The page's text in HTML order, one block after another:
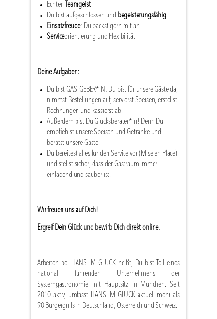
Echten Teamgeist
Du bist aufgeschlossen und begeisterungsfähig.
Einsatzfreude: Du packst gern mit an.
Serviceorientierung und Flexibilität
Deine Aufgaben:
Du bist GASTGEBER*IN: Du bist für unsere Gäste da,
nimmst Bestellungen auf, servierst Speisen, erstellst
Rechnungen und kassierst ab.
Außerdem bist Du Glücksberater*in! Denn Du
empfiehlst unsere Speisen und Getränke und
berätst unsere Gäste.
Du bereitest alles für den Service vor (Mise en Place)
und stellst sicher, dass der Gastraum immer
einladend und sauber ist.
Wir freuen uns auf Dich!
Ergreif Dein Glück und bewirb Dich direkt online.
Arbeiten bei HANS IM GLÜCK heißt, Du bist Teil eines
national führenden Unternehmens der
Systemgastronomie mit Hauptsitz in München. Seit
2010 aktiv, umfasst HANS IM GLÜCK aktuell mehr als
90 Burgergrills in Deutschland, Österreich und Schweiz.